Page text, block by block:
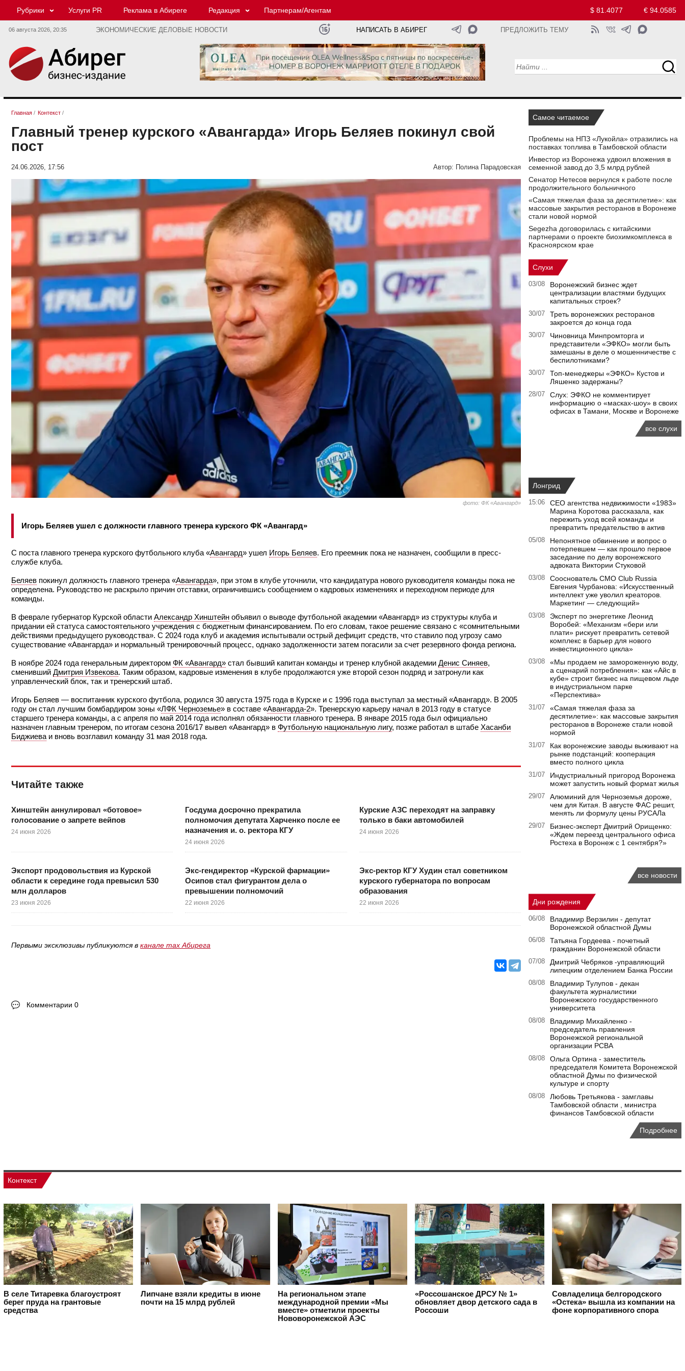
Рубрики Услуги PR Реклама в Абиреге Редакция Партнерам/Агентам $ 81.4077 € 94.0585
06 августа 2026, 20:35 ЭКОНОМИЧЕСКИЕ ДЕЛОВЫЕ НОВОСТИ НАПИСАТЬ В АБИРЕГ ПРЕДЛОЖИТЬ ТЕМУ
Главная / Контекст /
Главный тренер курского «Авангарда» Игорь Беляев покинул свой
пост
24.06.2026, 17:56 Автор: Полина Парадовская
фото: ФК «Авангард»
Игорь Беляев ушел с должности главного тренера курского ФК «Авангард»
С поста главного тренера курского футбольного клуба «Авангард» ушел Игорь Беляев. Его преемник пока не назначен, сообщили в пресс-
службе клуба.
Беляев покинул должность главного тренера «Авангарда», при этом в клубе уточнили, что кандидатура нового руководителя команды пока не
определена. Руководство не раскрыло причин отставки, ограничившись сообщением о кадровых изменениях и переходном периоде для
команды.
В феврале губернатор Курской области Александр Хинштейн объявил о выводе футбольной академии «Авангард» из структуры клуба и
придании ей статуса самостоятельного учреждения с бюджетным финансированием. По его словам, такое решение связано с «сомнительными
действиями предыдущего руководства». С 2024 года клуб и академия испытывали острый дефицит средств, что ставило под угрозу само
существование «Авангарда» и нормальный тренировочный процесс, однако задолженности затем погасили за счет резервного фонда региона.
В ноябре 2024 года генеральным директором ФК «Авангард» стал бывший капитан команды и тренер клубной академии Денис Синяев,
сменивший Дмитрия Извекова. Таким образом, кадровые изменения в клубе продолжаются уже второй сезон подряд и затронули как
управленческий блок, так и тренерский штаб.
Игорь Беляев — воспитанник курского футбола, родился 30 августа 1975 года в Курске и с 1996 года выступал за местный «Авангард». В 2005
году он стал лучшим бомбардиром зоны «ЛФК Черноземье» в составе «Авангарда-2». Тренерскую карьеру начал в 2013 году в статусе
старшего тренера команды, а с апреля по май 2014 года исполнял обязанности главного тренера. В январе 2015 года был официально
назначен главным тренером, по итогам сезона 2016/17 вывел «Авангард» в Футбольную национальную лигу, позже работал в штабе Хасанби
Биджиева и вновь возглавил команду 31 мая 2018 года.
Читайте также
Хинштейн аннулировал «ботовое»
голосование о запрете вейпов
24 июня 2026
Госдума досрочно прекратила
полномочия депутата Харченко после ее
назначения и. о. ректора КГУ
24 июня 2026
Курские АЗС переходят на заправку
только в баки автомобилей
24 июня 2026
Экспорт продовольствия из Курской
области к середине года превысил 530
млн долларов
23 июня 2026
Экс-гендиректор «Курской фармации»
Осипов стал фигурантом дела о
превышении полномочий
22 июня 2026
Экс-ректор КГУ Худин стал советником
курского губернатора по вопросам
образования
22 июня 2026
Первыми эксклюзивы публикуются в канале max Абирега
Комментарии 0
Самое читаемое
Проблемы на НПЗ «Лукойла» отразились на
поставках топлива в Тамбовской области
Инвестор из Воронежа удвоил вложения в
семенной завод до 3,5 млрд рублей
Сенатор Нетесов вернулся к работе после
продолжительного больничного
«Самая тяжелая фаза за десятилетие»: как
массовые закрытия ресторанов в Воронеже
стали новой нормой
Segezha договорилась с китайскими
партнерами о проекте биохимкомплекса в
Красноярском крае
Слухи
03/08
Воронежский бизнес ждет
централизации властями будущих
капитальных строек?
30/07
Треть воронежских ресторанов
закроется до конца года
30/07
Чиновница Минпромторга и
представители «ЭФКО» могли быть
замешаны в деле о мошенничестве с
беспилотниками?
30/07
Топ-менеджеры «ЭФКО» Кустов и
Ляшенко задержаны?
28/07
Слух: ЭФКО не комментирует
информацию о «масках-шоу» в своих
офисах в Тамани, Москве и Воронеже
все слухи
Лонгрид
15:06
CEO агентства недвижимости «1983»
Марина Коротова рассказала, как
пережить уход всей команды и
превратить предательство в актив
05/08
Непонятное обвинение и вопрос о
потерпевшем — как прошло первое
заседание по делу воронежского
адвоката Виктории Стуковой
03/08
Сооснователь CMO Club Russia
Евгения Чурбанова: «Искусственный
интеллект уже уволил креаторов.
Маркетинг — следующий»
03/08
Эксперт по энергетике Леонид
Воробей: «Механизм «бери или
плати» рискует превратить сетевой
комплекс в барьер для нового
инвестиционного цикла»
03/08
«Мы продаем не замороженную воду,
а сценарий потребления»: как «Айс в
кубе» строит бизнес на пищевом льде
в индустриальном парке
«Перспектива»
31/07
«Самая тяжелая фаза за
десятилетие»: как массовые закрытия
ресторанов в Воронеже стали новой
нормой
31/07
Как воронежские заводы выживают на
рынке подстанций: кооперация
вместо полного цикла
31/07
Индустриальный пригород Воронежа
может запустить новый формат жилья
29/07
Алюминий для Черноземья дороже,
чем для Китая. В августе ФАС решит,
менять ли формулу цены РУСАЛа
29/07
Бизнес-эксперт Дмитрий Орищенко:
«Ждем переезд центрального офиса
Ростеха в Воронеж с 1 сентября?»
все новости
Дни рождения
06/08
Владимир Верзилин - депутат
Воронежской областной Думы
06/08
Татьяна Гордеева - почетный
гражданин Воронежской области
07/08
Дмитрий Чебряков -управляющий
липецким отделением Банка России
08/08
Владимир Тулупов - декан
факультета журналистики
Воронежского государственного
университета
08/08
Владимир Михайленко -
председатель правления
Воронежской региональной
организации РСВА
08/08
Ольга Ортина - заместитель
председателя Комитета Воронежской
областной Думы по физической
культуре и спорту
08/08
Любовь Третьякова - замглавы
Тамбовской области , министра
финансов Тамбовской области
Подробнее
Контекст
В селе Титаревка благоустроят
берег пруда на грантовые
средства
Липчане взяли кредиты в июне
почти на 15 млрд рублей
На региональном этапе
международной премии «Мы
вместе» отметили проекты
Нововоронежской АЭС
«Россошанское ДРСУ № 1»
обновляет двор детского сада в
Россоши
Совладелица белгородского
«Остека» вышла из компании на
фоне корпоративного спора